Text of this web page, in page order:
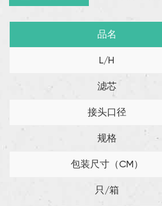
品名
L/H
滤芯
接头口径
规格
包装尺寸（CM）
只/箱